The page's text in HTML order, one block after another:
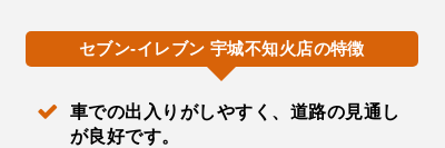
セブン-イレブン 宇城不知火店の特徴
車での出入りがしやすく、道路の見通し
が良好です。